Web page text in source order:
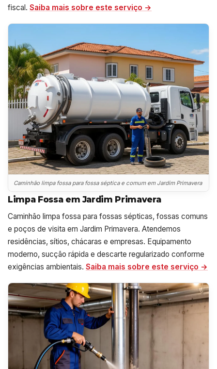
fiscal. Saiba mais sobre este serviço →
Caminhão limpa fossa para fossa séptica e comum em Jardim Primavera
Limpa Fossa em Jardim Primavera
Caminhão limpa fossa para fossas sépticas, fossas comuns
e poços de visita em Jardim Primavera. Atendemos
residências, sítios, chácaras e empresas. Equipamento
moderno, sucção rápida e descarte regularizado conforme
exigências ambientais. Saiba mais sobre este serviço →